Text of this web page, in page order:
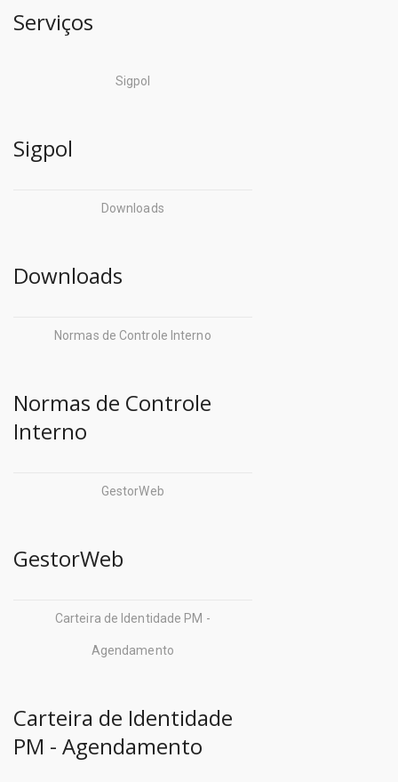
Serviços
Sigpol
Sigpol
Downloads
Downloads
Normas de Controle Interno
Normas de Controle
Interno
GestorWeb
GestorWeb
Carteira de Identidade PM -
Agendamento
Carteira de Identidade
PM - Agendamento